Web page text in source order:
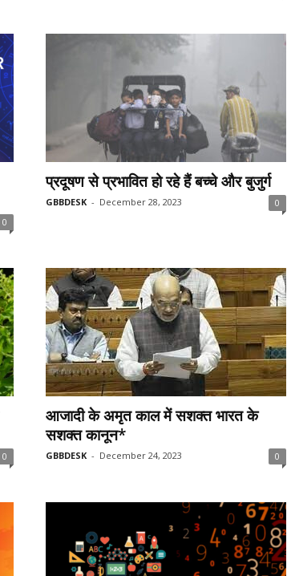
0
प्रदूषण से प्रभावित हो रहे हैं बच्चे और बुजुर्ग
GBBDESK - December 28, 2023 0
0
आजादी के अमृत काल में सशक्त भारत के
सशक्त कानून*
GBBDESK - December 24, 2023 0